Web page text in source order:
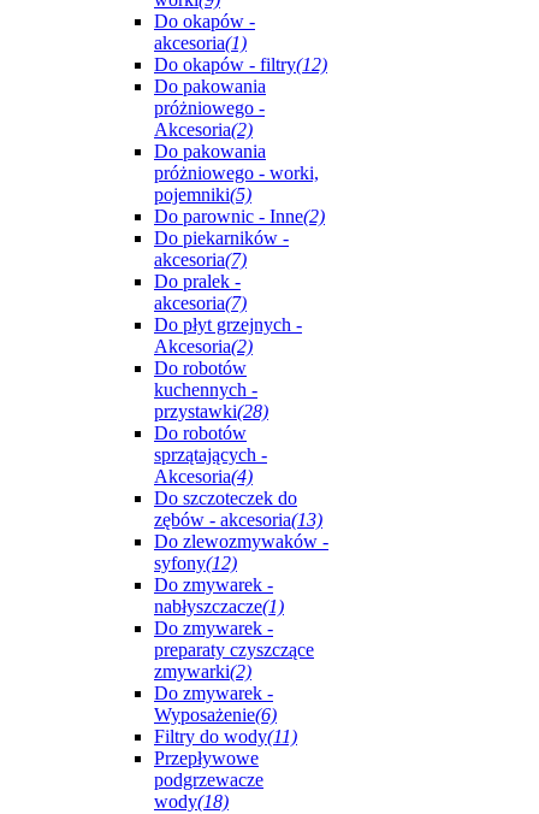
Do okapów -
akcesoria(1)
Do okapów - filtry(12)
Do pakowania
próżniowego -
Akcesoria(2)
Do pakowania
próżniowego - worki,
pojemniki(5)
Do parownic - Inne(2)
Do piekarników -
akcesoria(7)
Do pralek -
akcesoria(7)
Do płyt grzejnych -
Akcesoria(2)
Do robotów
kuchennych -
przystawki(28)
Do robotów
sprzątających -
Akcesoria(4)
Do szczoteczek do
zębów - akcesoria(13)
Do zlewozmywaków -
syfony(12)
Do zmywarek -
nabłyszczacze(1)
Do zmywarek -
preparaty czyszczące
zmywarki(2)
Do zmywarek -
Wyposażenie(6)
Filtry do wody(11)
Przepływowe
podgrzewacze
wody(18)